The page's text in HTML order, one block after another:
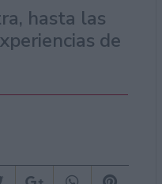
hasta las
de